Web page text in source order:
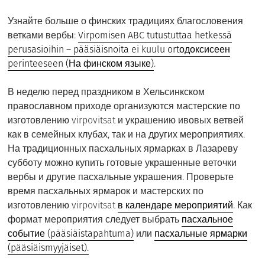
Узнайте больше о финских традициях благословения
ветками вербы:Virpomisen ABC tutustuttaa hetkessä
perusasioihin – pääsiäisnoita ei kuulu ortодоксисеен
perinteeseen (На финском языке).
В неделю перед праздником в Хельсинкском
православном приходе организуются мастерские по
изготовлению virpovitsat и украшению ивовых ветвей
как в семейных клубах, так и на других мероприятиях.
На традиционных пасхальных ярмарках в Лазареву
субботу можно купить готовые украшенные веточки
вербы и другие пасхальные украшения. Проверьте
время пасхальных ярмарок и мастерских по
изготовлению virpovitsatв календаре мероприятий. Как
формат мероприятия следует выбрать пасхальное
событие (pääsiäistapahtuma) или пасхальные ярмарки
(pääsiäismyyjäiset).